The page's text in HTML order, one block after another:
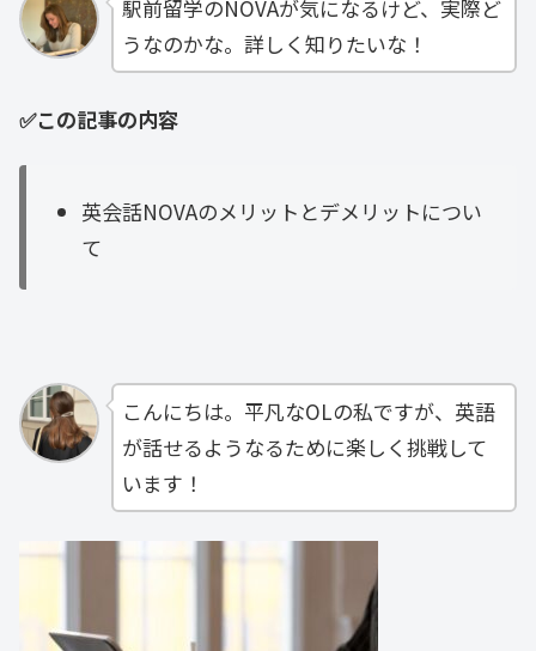
駅前留学のNOVAが気になるけど、実際ど
うなのかな。詳しく知りたいな！
✅この記事の内容
英会話NOVAのメリットとデメリットについ
て
こんにちは。平凡なOLの私ですが、英語
が話せるようなるために楽しく挑戦して
います！